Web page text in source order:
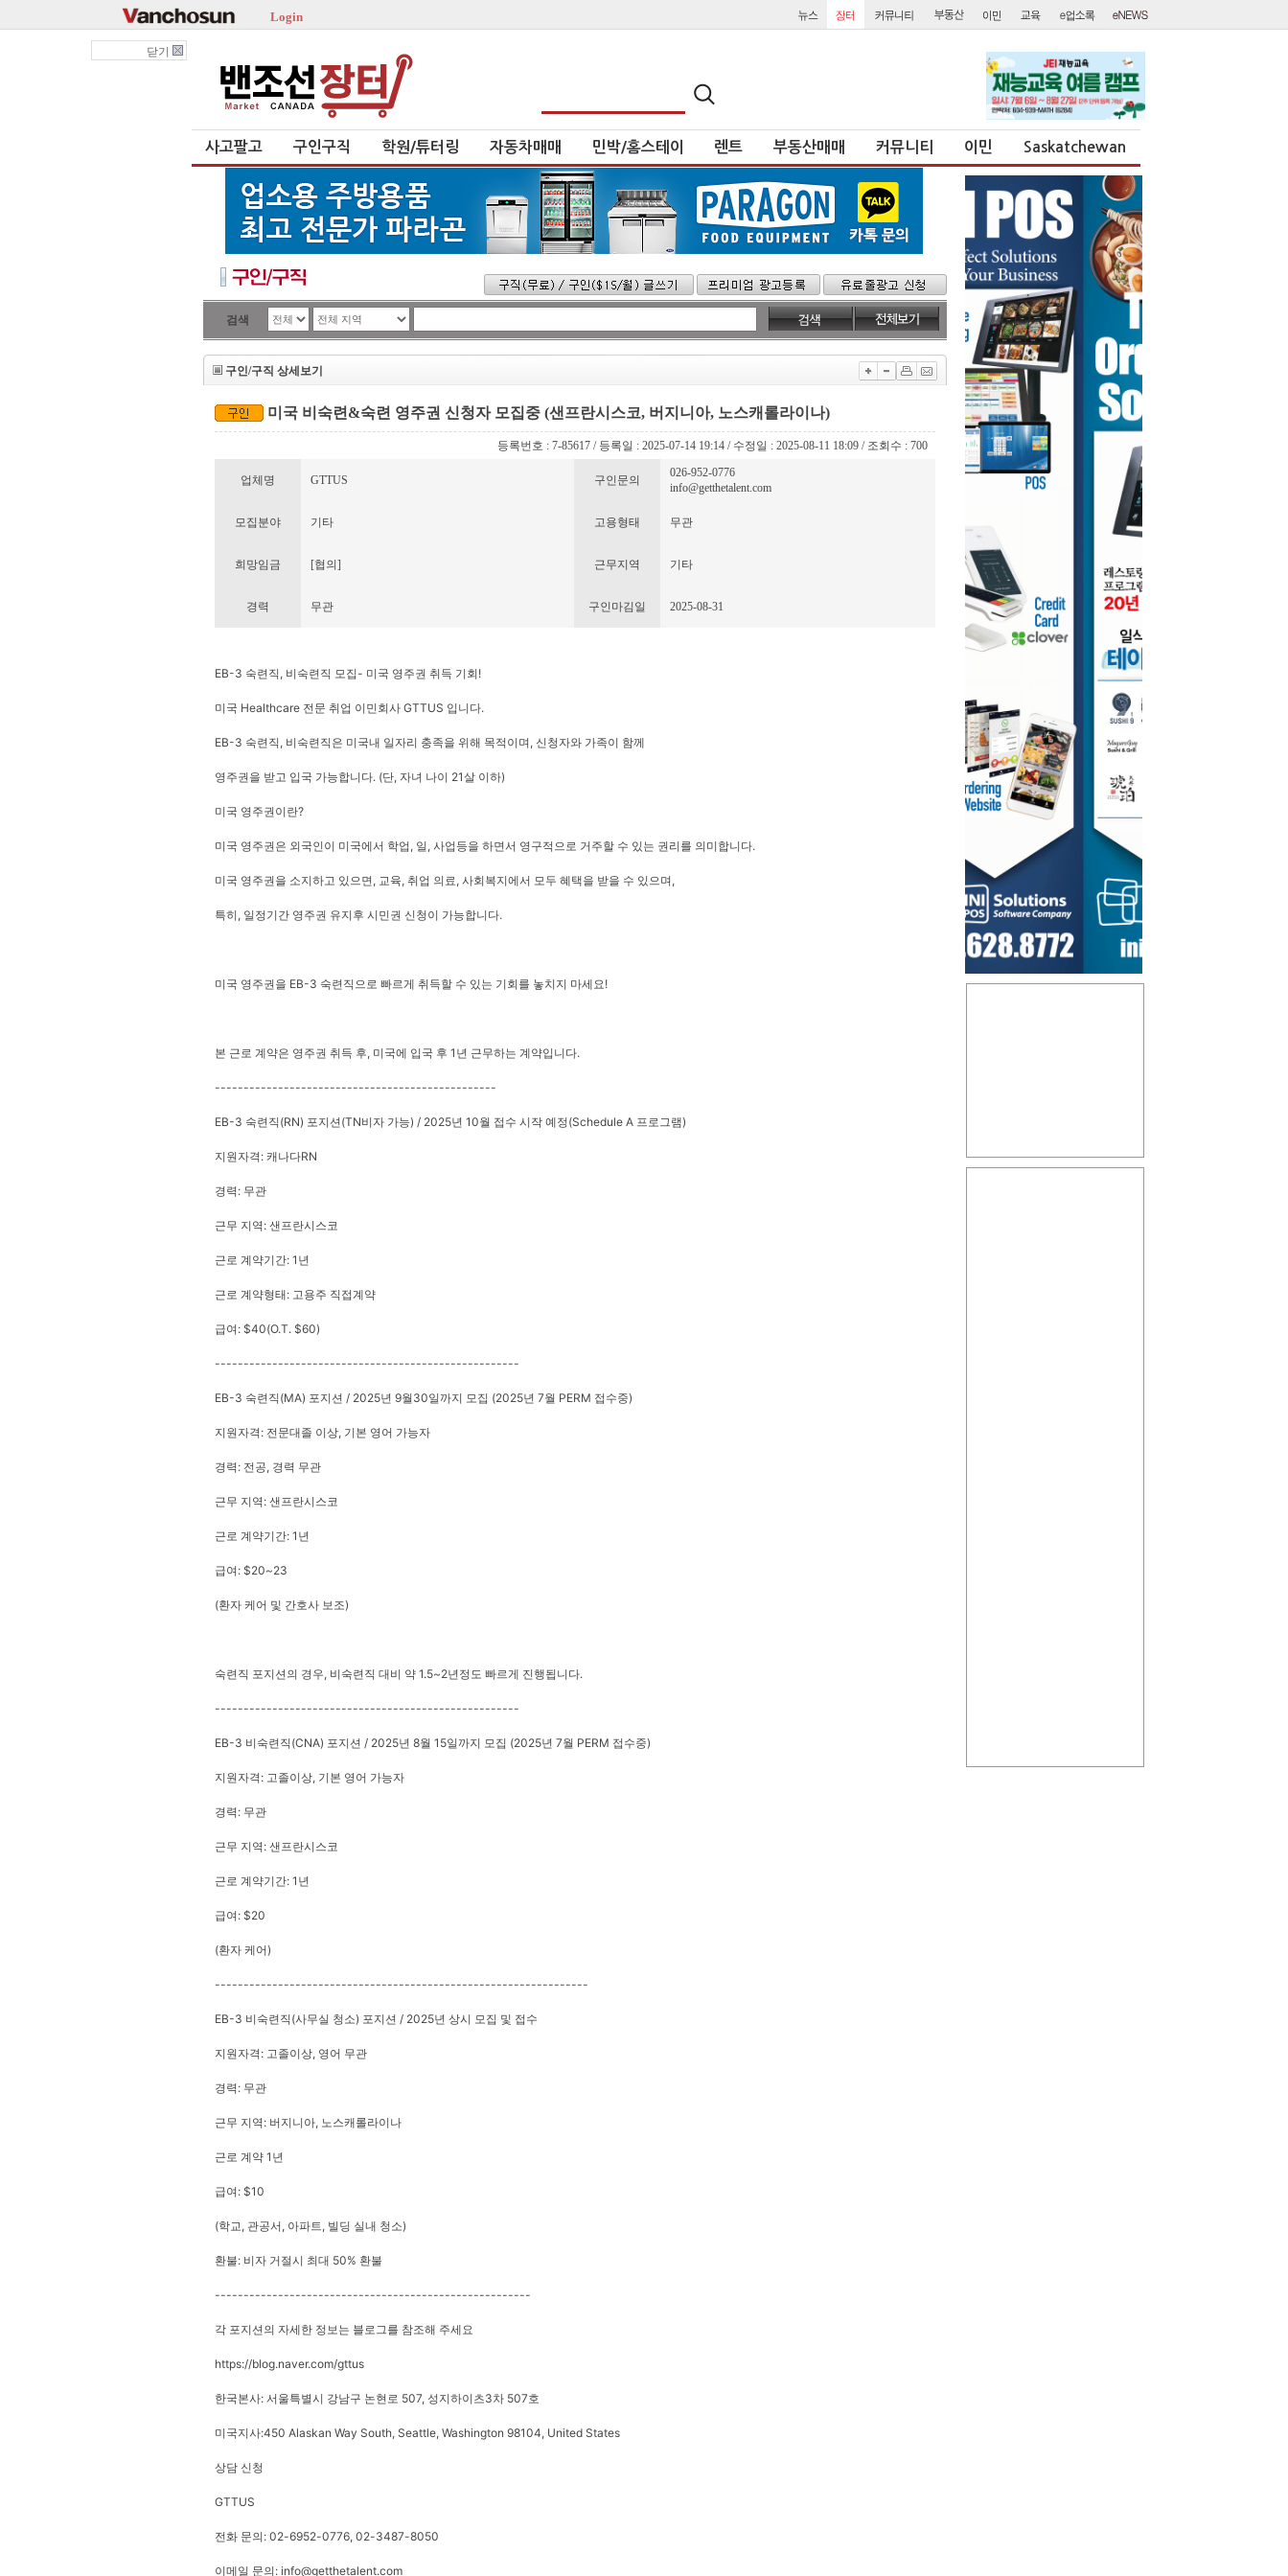
Login
닫기
사고팔고 구인구직 학원/튜터링 자동차매매 민박/홈스테이 렌트 부동산매매 커뮤니티 이민 Saskatchewan
검색
구인/구직 상세보기
미국 비숙련&숙련 영주권 신청자 모집중 (샌프란시스코, 버지니아, 노스캐롤라이나)
등록번호 : 7-85617 / 등록일 : 2025-07-14 19:14 / 수정일 : 2025-08-11 18:09 / 조회수 : 700
업체명 GTTUS 구인문의
026-952-0776
info@getthetalent.com
모집분야 기타 고용형태 무관
희망임금 [협의] 근무지역 기타
경력 무관 구인마김일 2025-08-31
EB-3 숙련직, 비숙련직 모집- 미국 영주권 취득 기회!
미국 Healthcare 전문 취업 이민회사 GTTUS 입니다.
EB-3 숙련직, 비숙련직은 미국내 일자리 충족을 위해 목적이며, 신청자와 가족이 함께
영주권을 받고 입국 가능합니다. (단, 자녀 나이 21살 이하)
미국 영주권이란?
미국 영주권은 외국인이 미국에서 학업, 일, 사업등을 하면서 영구적으로 거주할 수 있는 권리를 의미합니다.
미국 영주권을 소지하고 있으면, 교육, 취업 의료, 사회복지에서 모두 혜택을 받을 수 있으며,
특히, 일정기간 영주권 유지후 시민권 신청이 가능합니다.
미국 영주권을 EB-3 숙련직으로 빠르게 취득할 수 있는 기회를 놓치지 마세요!
본 근로 계약은 영주권 취득 후, 미국에 입국 후 1년 근무하는 계약입니다.
-------------------------------------------------
EB-3 숙련직(RN) 포지션(TN비자 가능) / 2025년 10월 접수 시작 예정(Schedule A 프로그램)
지원자격: 캐나다RN
경력: 무관
근무 지역: 샌프란시스코
근로 계약기간: 1년
근로 계약형태: 고용주 직접계약
급여: $40(O.T. $60)
-----------------------------------------------------
EB-3 숙련직(MA) 포지션 / 2025년 9월30일까지 모집 (2025년 7월 PERM 접수중)
지원자격: 전문대졸 이상, 기본 영어 가능자
경력: 전공, 경력 무관
근무 지역: 샌프란시스코
근로 계약기간: 1년
급여: $20~23
(환자 케어 및 간호사 보조)
숙련직 포지션의 경우, 비숙련직 대비 약 1.5~2년정도 빠르게 진행됩니다.
-----------------------------------------------------
EB-3 비숙련직(CNA) 포지션 / 2025년 8월 15일까지 모집 (2025년 7월 PERM 접수중)
지원자격: 고졸이상, 기본 영어 가능자
경력: 무관
근무 지역: 샌프란시스코
근로 계약기간: 1년
급여: $20
(환자 케어)
-----------------------------------------------------------------
EB-3 비숙련직(사무실 청소) 포지션 / 2025년 상시 모집 및 접수
지원자격: 고졸이상, 영어 무관
경력: 무관
근무 지역: 버지니아, 노스캐롤라이나
근로 계약 1년
급여: $10
(학교, 관공서, 아파트, 빌딩 실내 청소)
환불: 비자 거절시 최대 50% 환불
-------------------------------------------------------
각 포지션의 자세한 정보는 블로그를 참조해 주세요
https://blog.naver.com/gttus
한국본사: 서울특별시 강남구 논현로 507, 성지하이츠3차 507호
미국지사:450 Alaskan Way South, Seattle, Washington 98104, United States
상담 신청
GTTUS
전화 문의: 02-6952-0776, 02-3487-8050
이메일 문의: info@getthetalent.com